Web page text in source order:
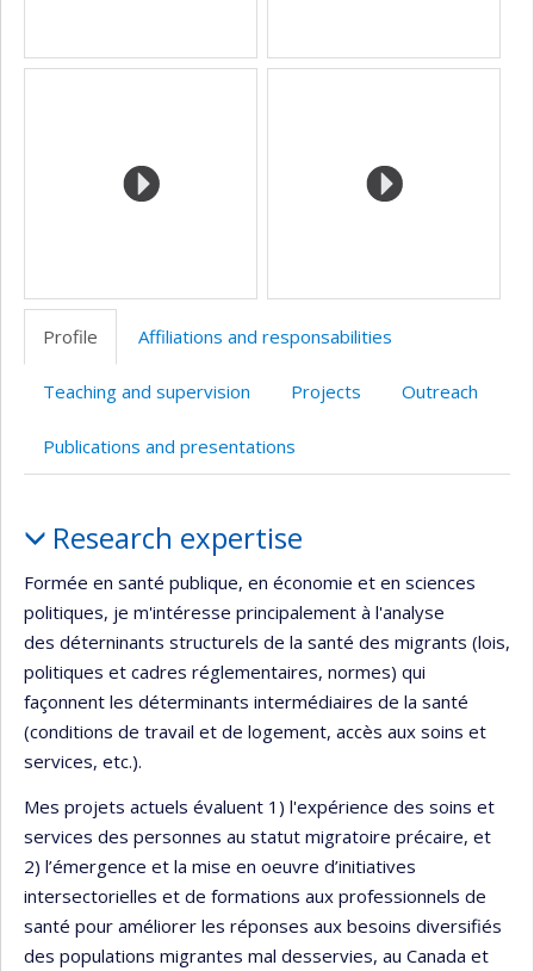
Profile Affiliations and responsabilities
Teaching and supervision Projects Outreach
Publications and presentations
Research expertise
Formée en santé publique, en économie et en sciences
politiques, je m'intéresse principalement à l'analyse
des déterninants structurels de la santé des migrants (lois,
politiques et cadres réglementaires, normes) qui
façonnent les déterminants intermédiaires de la santé
(conditions de travail et de logement, accès aux soins et
services, etc.).
Mes projets actuels évaluent 1) l'expérience des soins et
services des personnes au statut migratoire précaire, et
2) l’émergence et la mise en oeuvre d’initiatives
intersectorielles et de formations aux professionnels de
santé pour améliorer les réponses aux besoins diversifiés
des populations migrantes mal desservies, au Canada et